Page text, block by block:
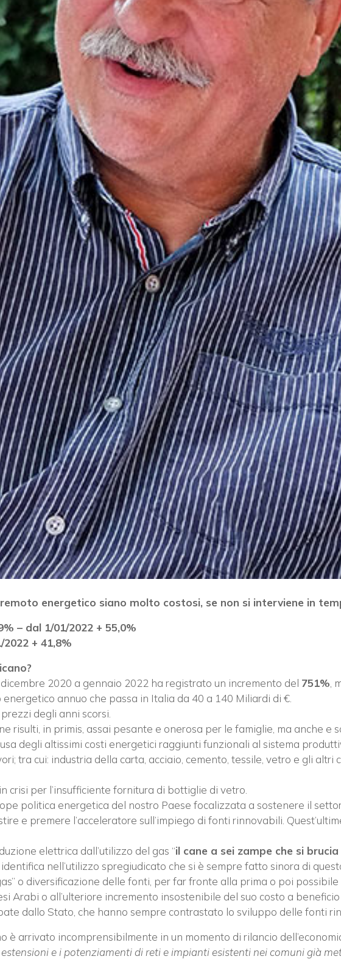
energetico siano molto costosi, se non si interviene in
– dal 1/01/2022 + 55,0%
+ 41,8%
2020 a gennaio 2022 ha registrato un incremento del 751% ,
annuo che passa in Italia da 40 a 140 Miliardi di €.
degli anni scorsi.
risulti, in primis, assai pesante e onerosa per le famiglie, ma anche e
degli altissimi costi energetici raggiunti funzionali al sistema
tra cui: industria della carta, acciaio, cemento, tessile, vetro e gli
crisi per l’insufficiente fornitura di bottiglie di vetro.
politica energetica del nostro Paese focalizzata a sostenere il
e premere l’acceleratore sull’impiego di fonti rinnovabili.
elettrica dall’utilizzo del gas “il cane a sei zampe che si
nell’utilizzo spregiudicato che si è sempre fatto sinora di
o diversificazione delle fonti, per far fronte alla prima o poi
Arabi o all’ulteriore incremento insostenibile del suo costo a
dallo Stato, che hanno sempre contrastato lo sviluppo delle fonti
è arrivato incomprensibilmente in un momento di rilancio
estensioni e i potenziamenti di reti e impianti esistenti nei comuni già
×
Vuoi restare in contatto con
FIPER e ricevere notizie e
ISCRIVITI ALLA NEWSLETTER